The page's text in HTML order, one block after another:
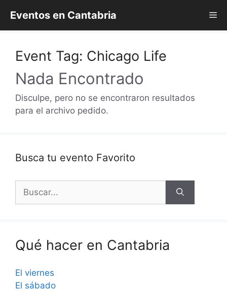
contenido
Eventos en Cantabria
Event Tag: Chicago Life
Nada Encontrado
Disculpe, pero no se encontraron resultados
para el archivo pedido.
Busca tu evento Favorito
Buscar:
Qué hacer en Cantabria
El viernes
El sábado